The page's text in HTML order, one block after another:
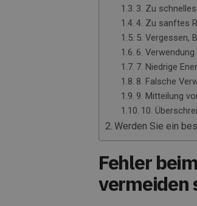
3. Zu
4. Zu sanftes
5. Vergessen,
6.
7. Niedrige
8. Falsche
9. Mitteilung
10.
Werden Sie ein
Fehler
vermeiden